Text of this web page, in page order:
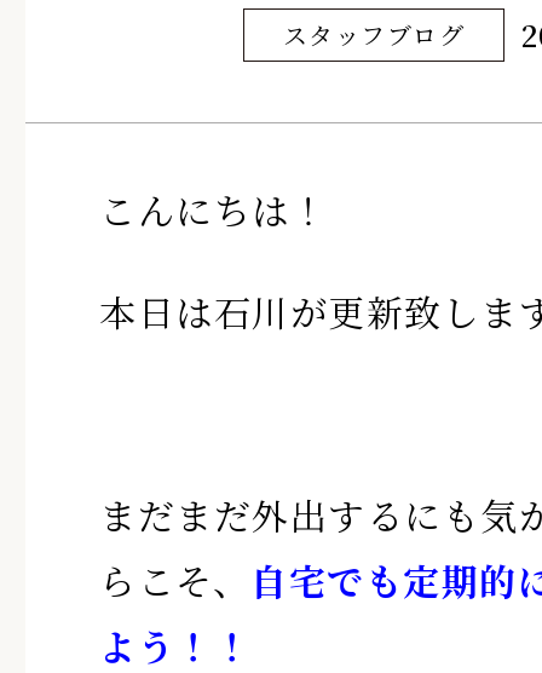
スタッフブログ
こんにちは！
本日は石川が更新致しま
まだまだ外出するにも気
らこそ、
自宅でも定期的
よう！！